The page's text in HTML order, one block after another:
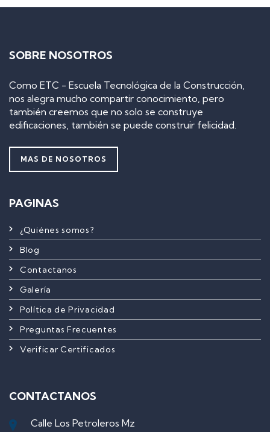
SOBRE NOSOTROS
Como ETC - Escuela Tecnológica de la Construcción,
nos alegra mucho compartir conocimiento, pero
también creemos que no solo se construye
edificaciones, también se puede construir felicidad.
MAS DE NOSOTROS
PAGINAS
¿Quiénes somos?
Blog
Contactanos
Galería
Política de Privacidad
Preguntas Frecuentes
Verificar Certificados
CONTACTANOS
Calle Los Petroleros Mz